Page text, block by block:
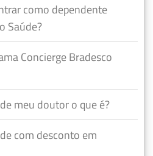
como dependente
Saúde?
Concierge Bradesco
meu doutor o que é?
com desconto em